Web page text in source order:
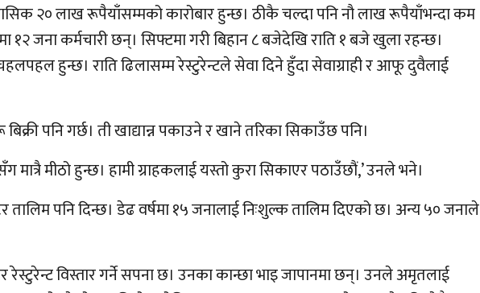
२० लाख रूपैयाँसम्मको कारोबार हुन्छ। ठीकै चल्दा पनि नौ लाख रूपैयाँभन्दा कम
१२ जना कर्मचारी छन्। सिफ्टमा गरी बिहान ८ बजेदेखि राति १ बजे खुला रहन्छ।
हुन्छ। राति ढिलासम्म रेस्टुरेन्टले सेवा दिने हुँदा सेवाग्राही र आफू दुवैलाई
पनि गर्छ। ती खाद्यान्न पकाउने र खाने तरिका सिकाउँछ पनि।
मात्रै मीठो हुन्छ। हामी ग्राहकलाई यस्तो कुरा सिकाएर पठाउँछौं,’ उनले भने।
पनि दिन्छ। डेढ वर्षमा १५ जनालाई निःशुल्क तालिम दिएको छ। अन्य ५० जनाले
विस्तार गर्ने सपना छ। उनका कान्छा भाइ जापानमा छन्। उनले अमृतलाई